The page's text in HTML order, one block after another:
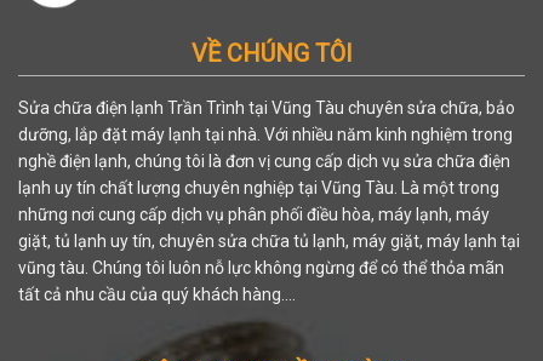
VỀ CHÚNG TÔI
Sửa chữa điện lạnh Trần Trình tại Vũng Tàu chuyên sửa chữa, bảo
dưỡng, lắp đặt máy lạnh tại nhà. Với nhiều năm kinh nghiệm trong
nghề điện lạnh, chúng tôi là đơn vị cung cấp dịch vụ sửa chữa điện
lạnh uy tín chất lượng chuyên nghiệp tại Vũng Tàu. Là một trong
những nơi cung cấp dịch vụ phân phối điều hòa, máy lạnh, máy
giặt, tủ lạnh uy tín, chuyên sửa chữa tủ lạnh, máy giặt, máy lạnh tại
vũng tàu. Chúng tôi luôn nỗ lực không ngừng để có thể thỏa mãn
tất cả nhu cầu của quý khách hàng....